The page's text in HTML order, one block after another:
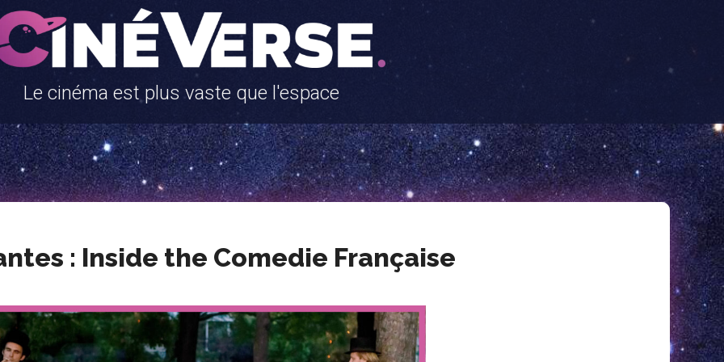
Le cinéma est plus vaste que l'espace
: Inside the Comedie Française